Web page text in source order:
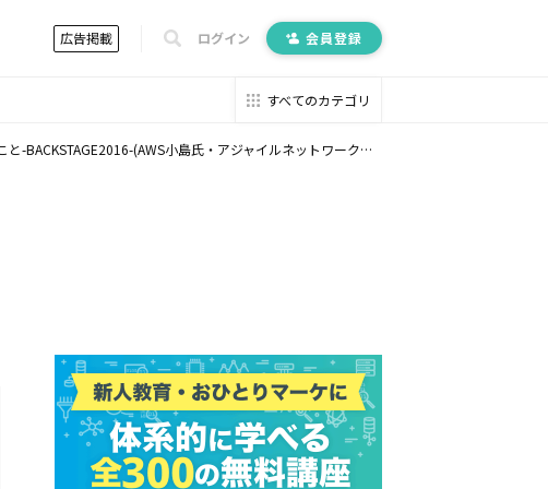
広告掲載 ログイン 会員登録
すべてのカテゴリ
(AWS小島氏・アジャイルネットワーク徳力氏他)